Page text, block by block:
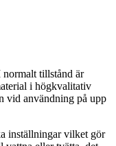
normalt tillstånd är
i högkvalitativ
vid användning på upp
inställningar vilket gör